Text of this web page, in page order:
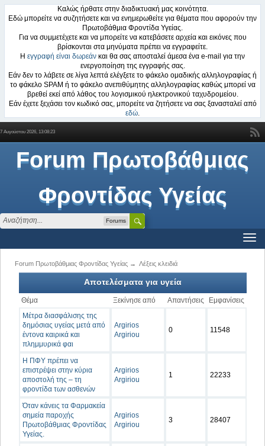
Καλώς ήρθατε στην διαδικτυακή μας κοινότητα.
Εδώ μπορείτε να συζητήσετε και να ενημερωθείτε για θέματα που αφορούν την
Πρωτοβάθμια Φροντίδα Υγείας.
Για να συμμετέχετε και να μπορείτε να κατεβάσετε αρχεία και εικόνες που
βρίσκονται στα μηνύματα πρέπει να εγγραφείτε.
Η εγγραφή είναι δωρεάν και θα σας αποσταλεί άμεσα ένα e-mail για την
ενεργοποίηση της εγγραφής σας.
Εάν δεν το λάβετε σε λίγα λεπτά ελέγξετε το φάκελο ομαδικής αλληλογραφίας ή
το φάκελο SPAM ή το φάκελο ανεπιθύμητης αλληλογραφίας καθώς μπορεί να
βρεθεί εκεί από λάθος του λογισμικού ηλεκτρονικού ταχυδρομείου.
Εάν έχετε ξεχάσει τον κωδικό σας, μπορείτε να ζητήσετε να σας ξανασταλεί από
εδώ.
7 Αυγούστου 2026, 13:08:23
Forum Πρωτοβάθμιας
Φροντίδας Υγείας
Forums
Forum Πρωτοβάθμιας Φροντίδας Υγείας→ Λέξεις κλειδιά
Αποτελέσματα για υγεία
Θέμα Ξεκίνησε από Απαντήσεις
Εμφανίσεις
Μέτρα διασφάλισης της
δημόσιας υγείας μετά από
έντονα καιρικά και
πλημμυρικά φαι
Argirios
Argiriou
0 11548
Η ΠΦΥ πρέπει να
επιστρέψει στην κύρια
αποστολή της – τη
φροντίδα των ασθενών
Argirios
Argiriou
1 22233
Όταν κάνεις τα Φαρμακεία
σημεία παροχής
Πρωτοβάθμιας Φροντίδας
Υγείας.
Argirios
Argiriou
3 28407